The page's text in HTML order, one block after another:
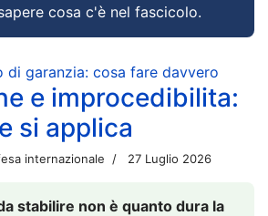
cosa c'è nel fascicolo.
di garanzia: cosa fare davvero
e improcedibilita:
si applica
internazionale 27 Luglio 2026
stabilire non è quanto dura la